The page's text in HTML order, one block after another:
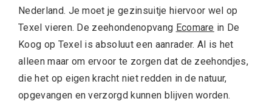
Nederland. Je moet je gezinsuitje hiervoor wel op
Texel vieren. De zeehondenopvang Ecomare in De
Koog op Texel is absoluut een aanrader. Al is het
alleen maar om ervoor te zorgen dat de zeehondjes,
die het op eigen kracht niet redden in de natuur,
opgevangen en verzorgd kunnen blijven worden.